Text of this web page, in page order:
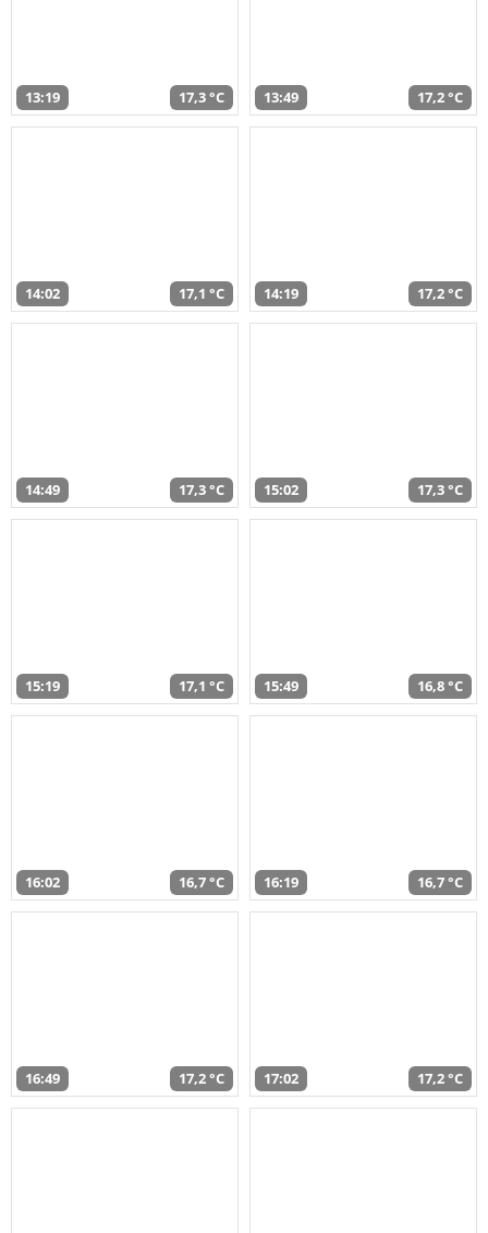
13:19 17,3 °C 13:49 17,2 °C
14:02 17,1 °C 14:19 17,2 °C
14:49 17,3 °C 15:02 17,3 °C
15:19 17,1 °C 15:49 16,8 °C
16:02 16,7 °C 16:19 16,7 °C
16:49 17,2 °C 17:02 17,2 °C